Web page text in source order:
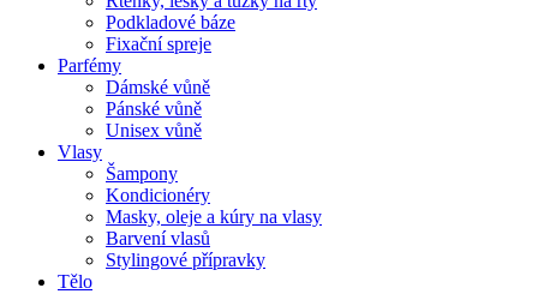
Podkladové báze
Fixační spreje
Parfémy
Dámské vůně
Pánské vůně
Unisex vůně
Vlasy
Šampony
Kondicionéry
Masky, oleje a kúry na vlasy
Barvení vlasů
Stylingové přípravky
Tělo